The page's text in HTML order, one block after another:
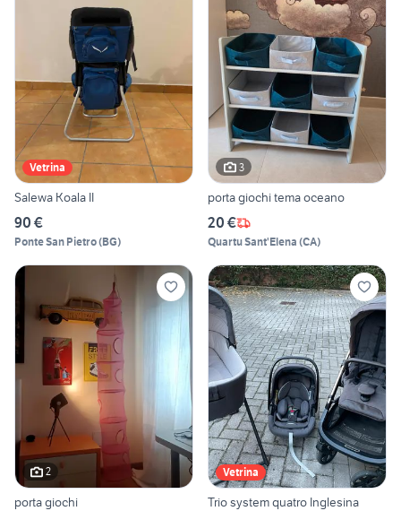
Vetrina
Salewa Koala II
90 €
Ponte San Pietro(BG)
3
porta giochi tema oceano
20 €
Quartu Sant'Elena (CA)
2
porta giochi
Vetrina
Trio system quatro Inglesina